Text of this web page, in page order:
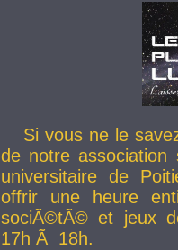
Si vous ne le
de notre
universitaire de
offrir une heure
sociÃ©tÃ© et jeux
17h Ã 18h.